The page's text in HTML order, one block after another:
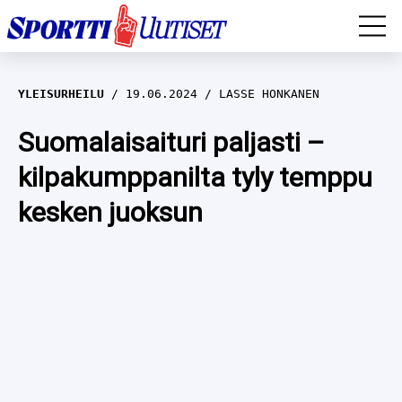
EM-YLEISURHEILU
JÄÄKIEKKO
YLEISURHEILU
WILMA HELTELÄ
TALVILAJIT
YLEISURHEILU 19.06.2024 LASSE HONKANEN
Suomalaisaituri paljasti –
kilpakumppanilta tyly temppu
kesken juoksun